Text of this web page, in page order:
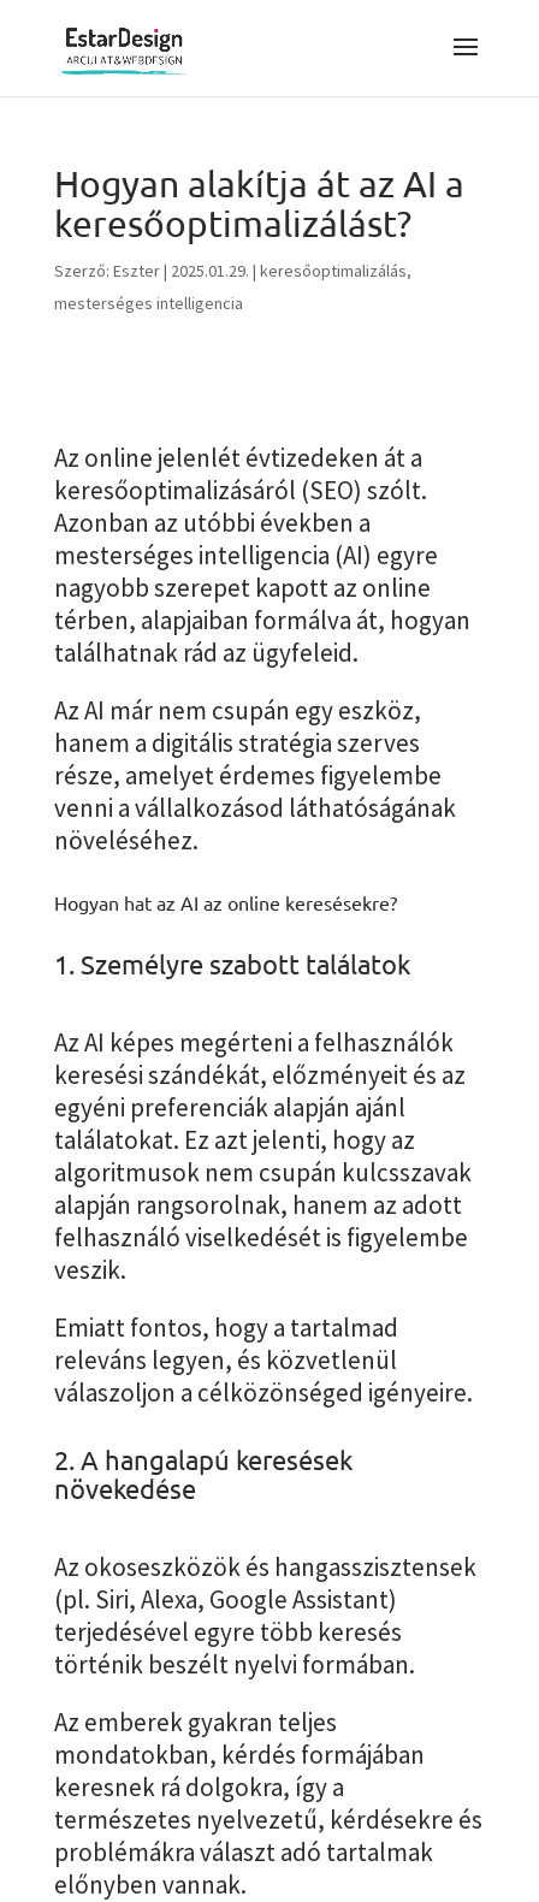
Hogyan alakítja át az AI a
keresőoptimalizálást?
Szerző: Eszter| 2025.01.29. | keresőoptimalizálás,
mesterséges intelligencia
Az online jelenlét évtizedeken át a
keresőoptimalizásáról (SEO) szólt.
Azonban az utóbbi években a
mesterséges intelligencia (AI) egyre
nagyobb szerepet kapott az online
térben, alapjaiban formálva át, hogyan
találhatnak rád az ügyfeleid.
Az AI már nem csupán egy eszköz,
hanem a digitális stratégia szerves
része, amelyet érdemes figyelembe
venni a vállalkozásod láthatóságának
növeléséhez.
Hogyan hat az AI az online keresésekre?
1. Személyre szabott találatok
Az AI képes megérteni a felhasználók
keresési szándékát, előzményeit és az
egyéni preferenciák alapján ajánl
találatokat. Ez azt jelenti, hogy az
algoritmusok nem csupán kulcsszavak
alapján rangsorolnak, hanem az adott
felhasználó viselkedését is figyelembe
veszik.
Emiatt fontos, hogy a tartalmad
releváns legyen, és közvetlenül
válaszoljon a célközönséged igényeire.
2. A hangalapú keresések
növekedése
Az okoseszközök és hangasszisztensek
(pl. Siri, Alexa, Google Assistant)
terjedésével egyre több keresés
történik beszélt nyelvi formában.
Az emberek gyakran teljes
mondatokban, kérdés formájában
keresnek rá dolgokra, így a
természetes nyelvezetű, kérdésekre és
problémákra választ adó tartalmak
előnyben vannak.